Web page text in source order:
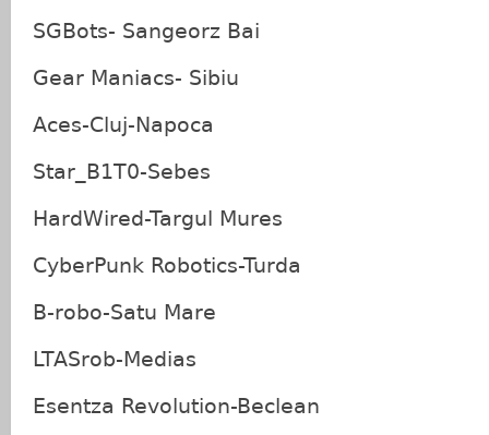
SGBots- Sangeorz Bai
Gear Maniacs- Sibiu
Aces-Cluj-Napoca
Star_B1T0-Sebes
HardWired-Targul Mures
CyberPunk Robotics-Turda
B-robo-Satu Mare
LTASrob-Medias
Esentza Revolution-Beclean